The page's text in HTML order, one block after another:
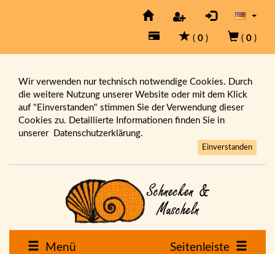
( 0 ) ( 0 )
Wir verwenden nur technisch notwendige Cookies. Durch
die weitere Nutzung unserer Website oder mit dem Klick
auf "Einverstanden" stimmen Sie der Verwendung dieser
Cookies zu. Detaillierte Informationen finden Sie in
unserer Datenschutzerklärung.
Einverstanden
Menü Seitenleiste